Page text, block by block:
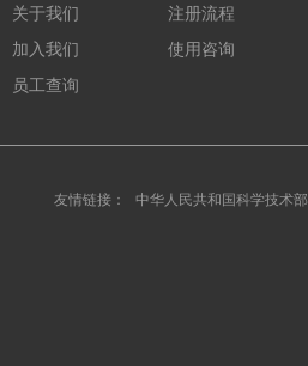
关于我们
加入我们
员工查询
注册流程
使用咨询
友情链接： 中华人民共和国科学技术部